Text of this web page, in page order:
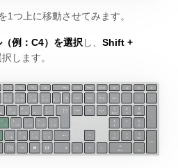
1つ上に移動させてみます。
例：C4）を選択し、 Shift +
します。